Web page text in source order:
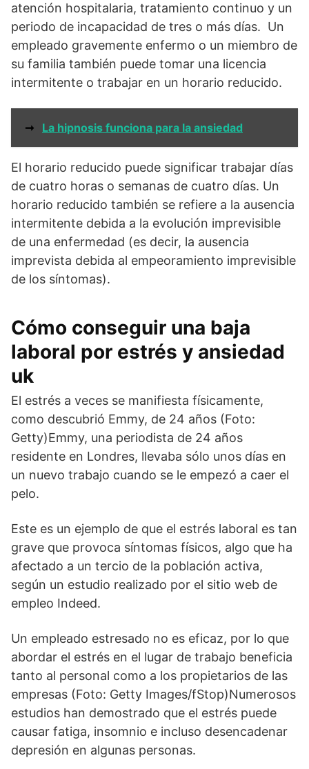
atención hospitalaria, tratamiento continuo y un
periodo de incapacidad de tres o más días. Un
empleado gravemente enfermo o un miembro de
su familia también puede tomar una licencia
intermitente o trabajar en un horario reducido.
➞ La hipnosis funciona para la ansiedad
El horario reducido puede significar trabajar días
de cuatro horas o semanas de cuatro días. Un
horario reducido también se refiere a la ausencia
intermitente debida a la evolución imprevisible
de una enfermedad (es decir, la ausencia
imprevista debida al empeoramiento imprevisible
de los síntomas).
Cómo conseguir una baja
laboral por estrés y ansiedad
uk
El estrés a veces se manifiesta físicamente,
como descubrió Emmy, de 24 años (Foto:
Getty)Emmy, una periodista de 24 años
residente en Londres, llevaba sólo unos días en
un nuevo trabajo cuando se le empezó a caer el
pelo.
Este es un ejemplo de que el estrés laboral es tan
grave que provoca síntomas físicos, algo que ha
afectado a un tercio de la población activa,
según un estudio realizado por el sitio web de
empleo Indeed.
Un empleado estresado no es eficaz, por lo que
abordar el estrés en el lugar de trabajo beneficia
tanto al personal como a los propietarios de las
empresas (Foto: Getty Images/fStop)Numerosos
estudios han demostrado que el estrés puede
causar fatiga, insomnio e incluso desencadenar
depresión en algunas personas.